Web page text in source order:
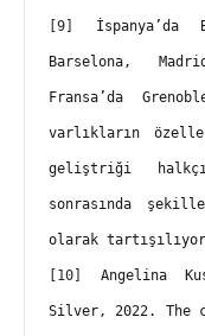
[9] İspanya’da
Barselona,
Fransa’da
varlıkların
geliştriği
sonrasında
olarak
[10] Angelina
Silver, 2022.